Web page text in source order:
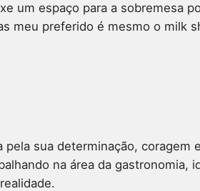
um espaço para a sobremesa
meu preferido é mesmo o milk
sua determinação, coragem
na área da gastronomia,